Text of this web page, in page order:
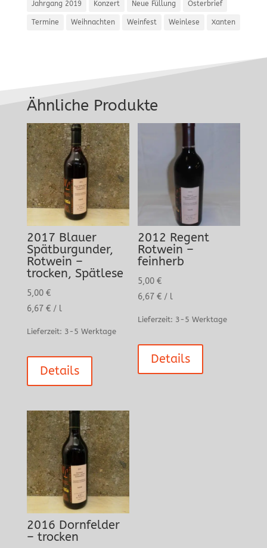
Jahrgang 2019 Konzert Neue Füllung Osterbrief
Termine Weihnachten Weinfest Weinlese Xanten
Ähnliche Produkte
2017 Blauer
Spätburgunder,
Rotwein –
trocken, Spätlese
5,00 €
6,67 €/ l
Lieferzeit: 3-5 Werktage
Details
2012 Regent
Rotwein –
feinherb
5,00€
6,67€ / l
Lieferzeit: 3-5 Werktage
Details
2016 Dornfelder
– trocken